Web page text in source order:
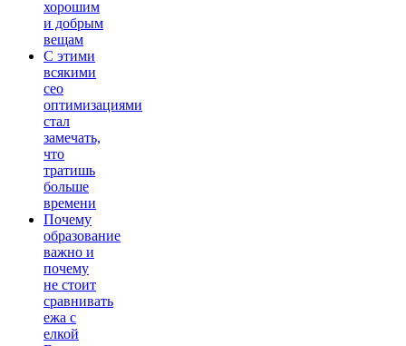
хорошим
и добрым
вещам
С этими
всякими
сео
оптимизациями
стал
замечать,
что
тратишь
больше
времени
Почему
образование
важно и
почему
не стоит
сравнивать
ежа с
елкой